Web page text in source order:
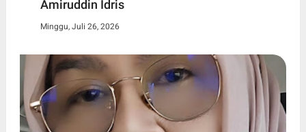
Amiruddin Idris
Minggu, Juli 26, 2026